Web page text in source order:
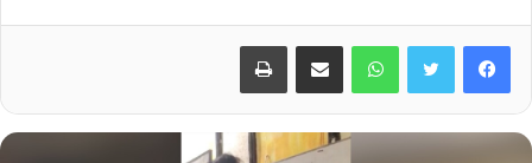
Facebook
Twitter
WhatsApp
Share via Email
Print